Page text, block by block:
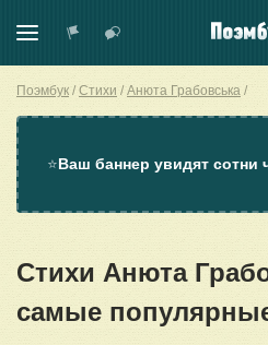
Поэмбук Стихи Анюта Грабовська
⭐Ваш баннер увидят сотни
Стихи Анюта
самые